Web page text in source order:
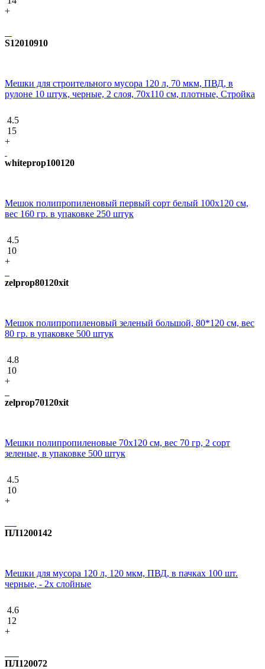
+
S12010910
Мешки для строительного мусора 120 л, 70 мкм, ПВД, в
рулоне 10 штук, черные, 2 слоя, 70x110 см, плотные, Стройка
4.5
15
+
whiteprop100120
Мешок полипропиленовый первый сорт белый 100х120 см,
вес 160 гр. в упаковке 250 штук
4.5
10
+
zelprop80120xit
Мешок полипропиленовый зеленый большой, 80*120 см, вес
80 гр. в упаковке 500 штук
4.8
10
+
zelprop70120xit
Мешки полипропиленовые 70х120 см, вес 70 гр, 2 сорт
зеленые, в упаковке 500 штук
4.5
10
+
ПЛ1200142
Мешки для мусора 120 л, 120 мкм, ПВД, в пачках 100 шт.
черные, - 2х слойные
4.6
12
+
ПЛ120072